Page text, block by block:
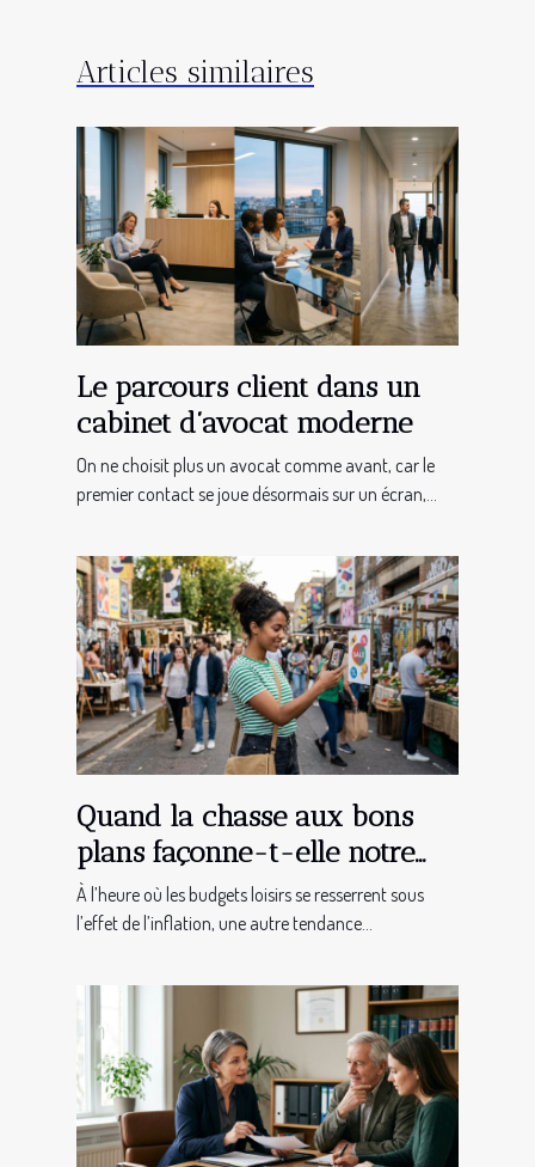
Articles similaires
Le parcours client dans un
cabinet d’avocat moderne
On ne choisit plus un avocat comme avant, car le
premier contact se joue désormais sur un écran,...
Quand la chasse aux bons
plans façonne-t-elle notre
façon de consommer la
culture ?
À l’heure où les budgets loisirs se resserrent sous
l’effet de l’inflation, une autre tendance...